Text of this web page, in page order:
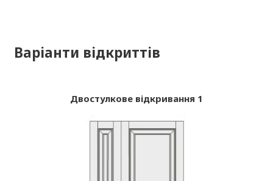
Варіанти відкриттів
Двостулкове відкривання 1